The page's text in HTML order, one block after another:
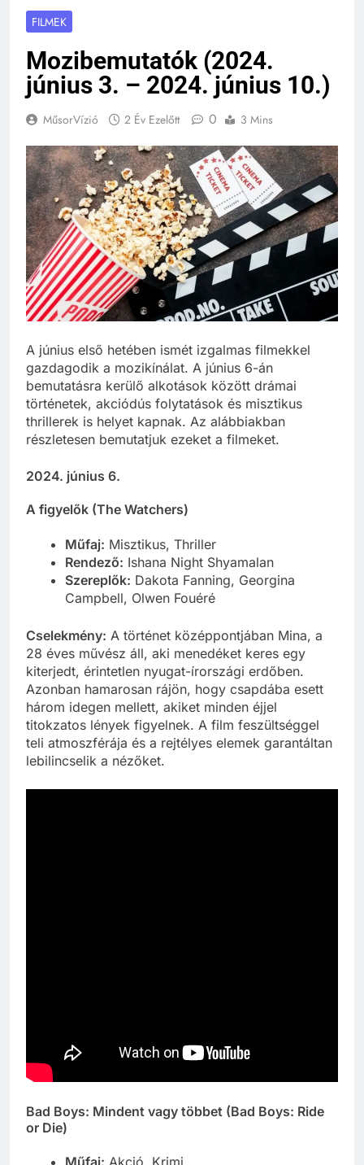
FILMEK
Mozibemutatók (2024.
június 3. – 2024. június 10.)
MűsorVízió 2 Év Ezelőtt 0 3 Mins
A június első hetében ismét izgalmas filmekkel
gazdagodik a mozikínálat. A június 6-án
bemutatásra kerülő alkotások között drámai
történetek, akciódús folytatások és misztikus
thrillerek is helyet kapnak. Az alábbiakban
részletesen bemutatjuk ezeket a filmeket.
2024. június 6.
A figyelők (The Watchers)
Műfaj: Misztikus, Thriller
Rendező: Ishana Night Shyamalan
Szereplők: Dakota Fanning, Georgina
Campbell, Olwen Fouéré
Cselekmény: A történet középpontjában Mina, a
28 éves művész áll, aki menedéket keres egy
kiterjedt, érintetlen nyugat-írországi erdőben.
Azonban hamarosan rájön, hogy csapdába esett
három idegen mellett, akiket minden éjjel
titokzatos lények figyelnek. A film feszültséggel
teli atmoszférája és a rejtélyes elemek garantáltan
lebilincselik a nézőket.
Bad Boys: Mindent vagy többet (Bad Boys: Ride
or Die)